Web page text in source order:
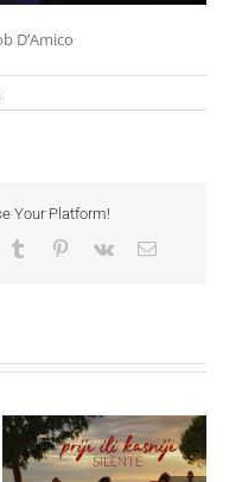
D’Amico
Your Platform!
Tumblr Pinterest
Vk Email